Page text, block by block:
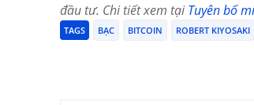
đầu tư. Chi tiết xem tạiTuyên bố
TAGS BẠC BITCOIN ROBERT KIYOSAKI